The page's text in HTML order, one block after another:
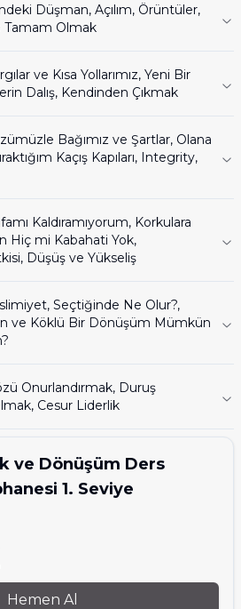
Düşman, Açılım, Örüntüler,
Tamam Olmak
ve Kısa Yollarımız, Yeni Bir
Dalış, Kendinden Çıkmak
Bağımız ve Şartlar, Olana
Kaçış Kapıları, Integrity,
Kaldıramıyorum, Korkulara
Hiç mi Kabahati Yok,
Düşüş ve Yükseliş
Seçtiğinde Ne Olur?,
ve Köklü Bir Dönüşüm Mümkün
Onurlandırmak, Duruş
Cesur Liderlik
ve Dönüşüm Ders
1. Seviye
Hemen Al